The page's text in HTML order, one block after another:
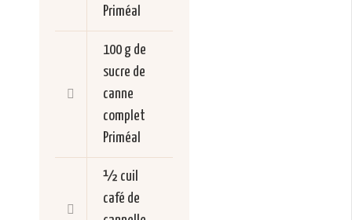
Priméal
100 g de
sucre de
canne
complet
Priméal
½ cuil
café de